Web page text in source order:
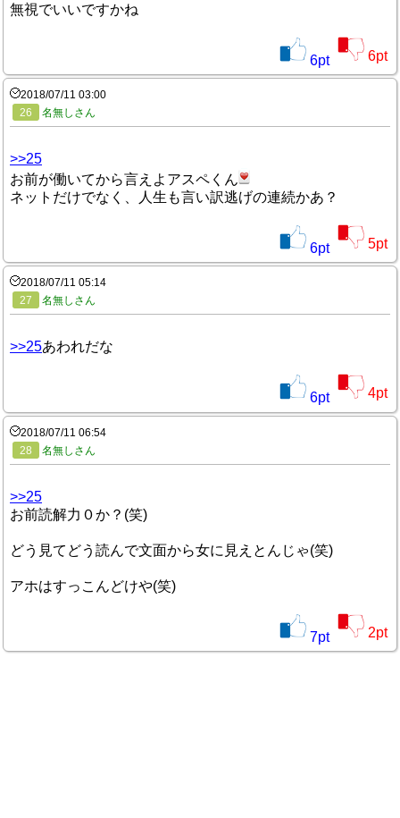
無視でいいですかね
6pt 6pt
2018/07/11 03:00
26
名無しさん
>>25
お前が働いてから言えよアスペくん
ネットだけでなく、人生も言い訳逃げの連続かあ？
6pt 5pt
2018/07/11 05:14
27
名無しさん
>>25あわれだな
6pt 4pt
2018/07/11 06:54
28
名無しさん
>>25
お前読解力０か？(笑)
どう見てどう読んで文面から女に見えとんじゃ(笑)
アホはすっこんどけや(笑)
7pt 2pt